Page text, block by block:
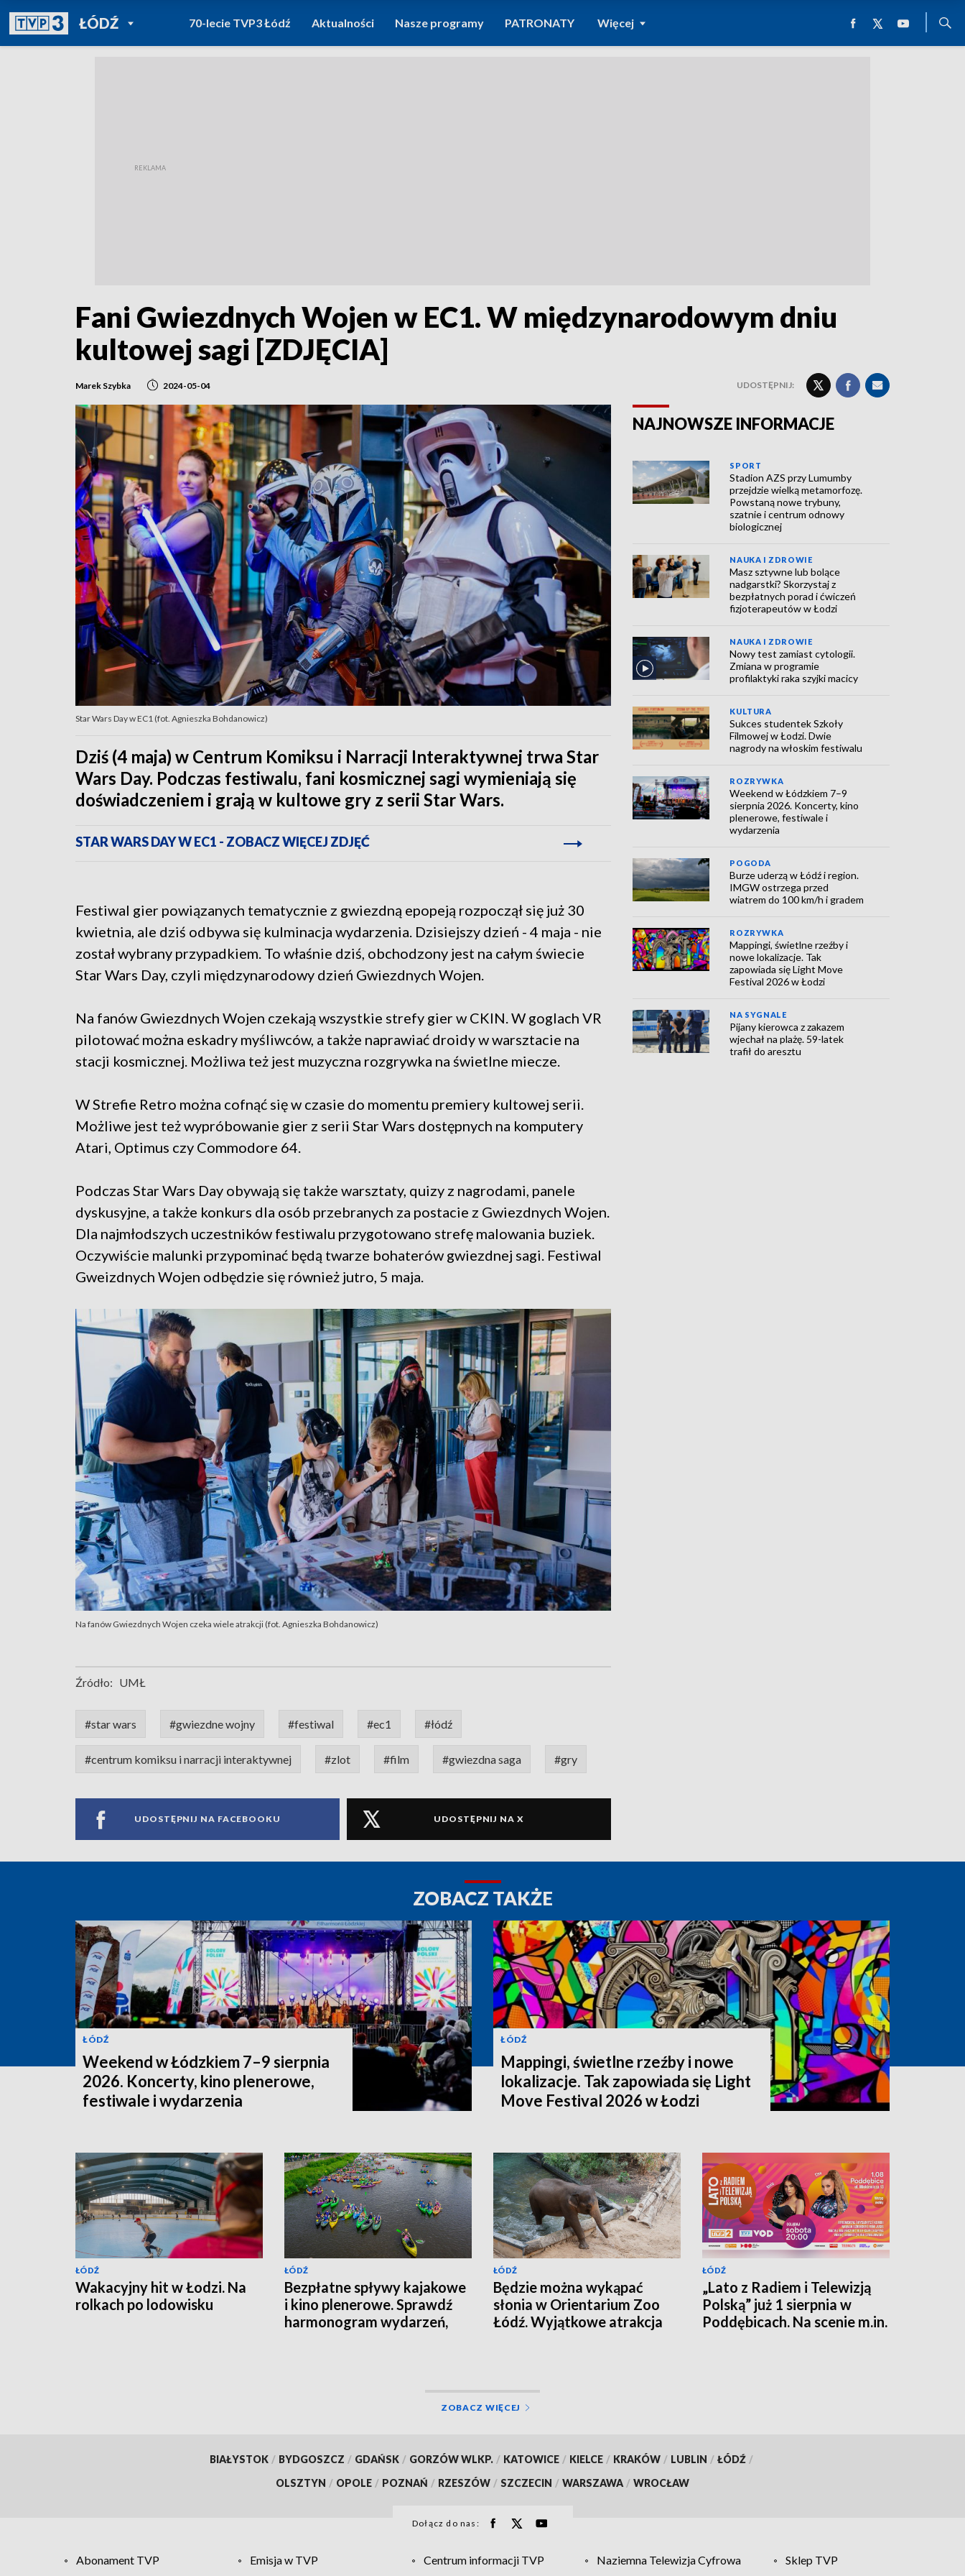
ŁÓDŹPOWRÓT DO
TVP REGIONY
70-lecie TVP3 Łódź Aktualności Nasze programy PATRONATY Więcej
Fani Gwiezdnych Wojen w EC1. W międzynarodowym dniu
kultowej sagi [ZDJĘCIA]
Marek Szybka 2024-05-04 UDOSTĘPNIJ:
Star Wars Day w EC1 (fot. Agnieszka Bohdanowicz)
Dziś (4 maja) w Centrum Komiksu i Narracji Interaktywnej trwa Star
Wars Day. Podczas festiwalu, fani kosmicznej sagi wymieniają się
doświadczeniem i grają w kultowe gry z serii Star Wars.
STAR WARS DAY W EC1 - ZOBACZ WIĘCEJ ZDJĘĆ
Festiwal gier powiązanych tematycznie z gwiezdną epopeją rozpoczął się już 30
kwietnia, ale dziś odbywa się kulminacja wydarzenia. Dzisiejszy dzień - 4 maja - nie
został wybrany przypadkiem. To właśnie dziś, obchodzony jest na całym świecie
Star Wars Day, czyli międzynarodowy dzień Gwiezdnych Wojen.
Na fanów Gwiezdnych Wojen czekają wszystkie strefy gier w CKIN. W goglach VR
pilotować można eskadry myśliwców, a także naprawiać droidy w warsztacie na
stacji kosmicznej. Możliwa też jest muzyczna rozgrywka na świetlne miecze.
W Strefie Retro można cofnąć się w czasie do momentu premiery kultowej serii.
Możliwe jest też wypróbowanie gier z serii Star Wars dostępnych na komputery
Atari, Optimus czy Commodore 64.
Podczas Star Wars Day obywają się także warsztaty, quizy z nagrodami, panele
dyskusyjne, a także konkurs dla osób przebranych za postacie z Gwiezdnych Wojen.
Dla najmłodszych uczestników festiwalu przygotowano strefę malowania buziek.
Oczywiście malunki przypominać będą twarze bohaterów gwiezdnej sagi. Festiwal
Gweizdnych Wojen odbędzie się również jutro, 5 maja.
Na fanów Gwiezdnych Wojen czeka wiele atrakcji (fot. Agnieszka Bohdanowicz)
Źródło: UMŁ
#star wars #gwiezdne wojny #festiwal #ec1 #łódź
#centrum komiksu i narracji interaktywnej #zlot #film #gwiezdna saga #gry
UDOSTĘPNIJ NA FACEBOOKU UDOSTĘPNIJ NA X
NAJNOWSZE INFORMACJE
SPORT
Stadion AZS przy Lumumby
przejdzie wielką metamorfozę.
Powstaną nowe trybuny,
szatnie i centrum odnowy
biologicznej
NAUKA I ZDROWIE
Masz sztywne lub bolące
nadgarstki? Skorzystaj z
bezpłatnych porad i ćwiczeń
fizjoterapeutów w Łodzi
NAUKA I ZDROWIE
Nowy test zamiast cytologii.
Zmiana w programie
profilaktyki raka szyjki macicy
KULTURA
Sukces studentek Szkoły
Filmowej w Łodzi. Dwie
nagrody na włoskim festiwalu
ROZRYWKA
Weekend w Łódzkiem 7–9
sierpnia 2026. Koncerty, kino
plenerowe, festiwale i
wydarzenia
POGODA
Burze uderzą w Łódź i region.
IMGW ostrzega przed
wiatrem do 100 km/h i gradem
ROZRYWKA
Mappingi, świetlne rzeźby i
nowe lokalizacje. Tak
zapowiada się Light Move
Festival 2026 w Łodzi
NA SYGNALE
Pijany kierowca z zakazem
wjechał na plażę. 59-latek
trafił do aresztu
ZOBACZ TAKŻE
ŁÓDŹ
Weekend w Łódzkiem 7–9 sierpnia
2026. Koncerty, kino plenerowe,
festiwale i wydarzenia
ŁÓDŹ
Mappingi, świetlne rzeźby i nowe
lokalizacje. Tak zapowiada się Light
Move Festival 2026 w Łodzi
ŁÓDŹ
Wakacyjny hit w Łodzi. Na
rolkach po lodowisku
ŁÓDŹ
Bezpłatne spływy kajakowe
i kino plenerowe. Sprawdź
harmonogram wydarzeń,
ŁÓDŹ
Będzie można wykąpać
słonia w Orientarium Zoo
Łódź. Wyjątkowe atrakcja
ŁÓDŹ
„Lato z Radiem i Telewizją
Polską” już 1 sierpnia w
Poddębicach. Na scenie m.in.
ZOBACZ WIĘCEJ
BIAŁYSTOK / BYDGOSZCZ / GDAŃSK / GORZÓW WLKP. / KATOWICE / KIELCE / KRAKÓW / LUBLIN / ŁÓDŹ /
OLSZTYN / OPOLE / POZNAŃ / RZESZÓW / SZCZECIN / WARSZAWA / WROCŁAW
Dołącz do nas:
Abonament TVP Emisja w TVP Centrum informacji TVP Naziemna Telewizja Cyfrowa Sklep TVP